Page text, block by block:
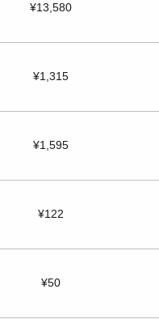
¥13,580
¥1,315
¥1,595
¥122
¥50